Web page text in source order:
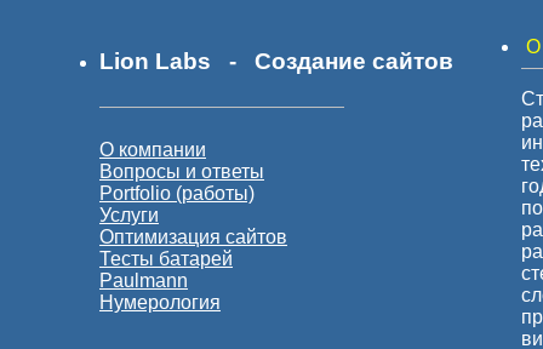
Lion Labs - Создание сайтов
О компании
Вопросы и ответы
Portfolio (работы)
Услуги
Оптимизация сайтов
Тесты батарей
Paulmann
Нумерология
О